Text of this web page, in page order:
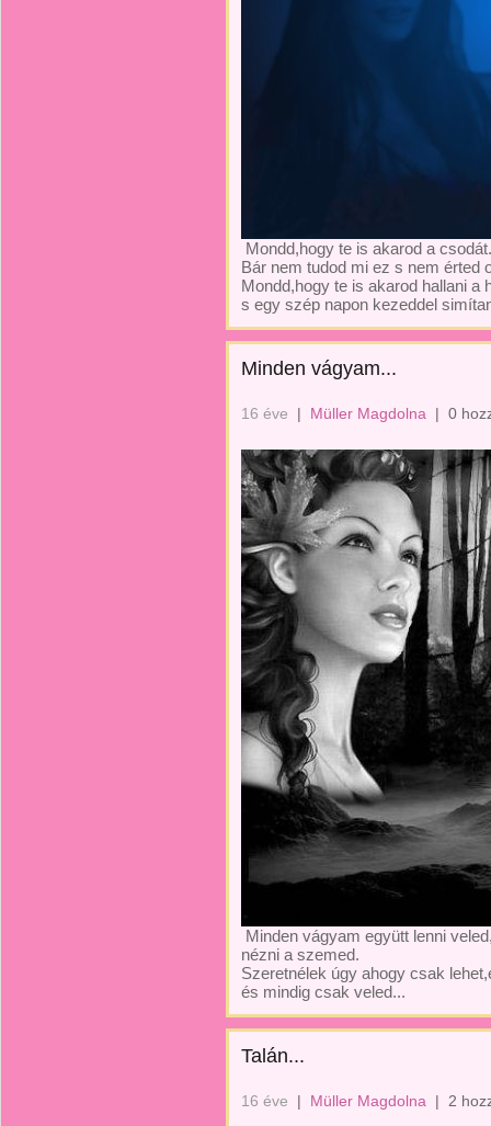
Mondd,hogy te is akarod a csodát.
Bár nem tudod mi ez s nem érted
Mondd,hogy te is akarod hallani a
s egy szép napon kezeddel
Minden vágyam...
16 éve | Müller Magdolna | 0
Minden vágyam együtt lenni
nézni a szemed.
Szeretnélek úgy ahogy csak
és mindig csak veled...
Talán...
16 éve | Müller Magdolna | 2